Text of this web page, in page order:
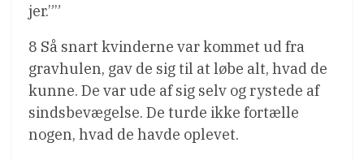
jer.””
8 Så snart kvinderne var kommet ud fra
gravhulen, gav de sig til at løbe alt, hvad de
kunne. De var ude af sig selv og rystede af
sindsbevægelse. De turde ikke fortælle
nogen, hvad de havde oplevet.